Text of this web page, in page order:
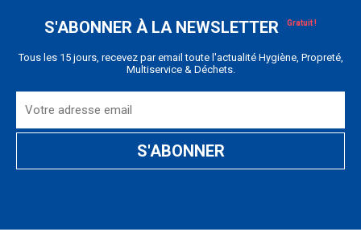
S'ABONNER À LA NEWSLETTER
Tous les 15 jours, recevez par email toute l'actualité Hygiène, Propreté,
Multiservice & Déchets.